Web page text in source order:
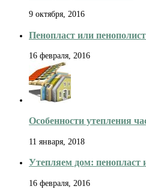
9 октября, 2016
Пенопласт или
16 февраля, 2016
Особенности утепления
11 января, 2018
Утепляем дом: пенопласт
16 февраля, 2016